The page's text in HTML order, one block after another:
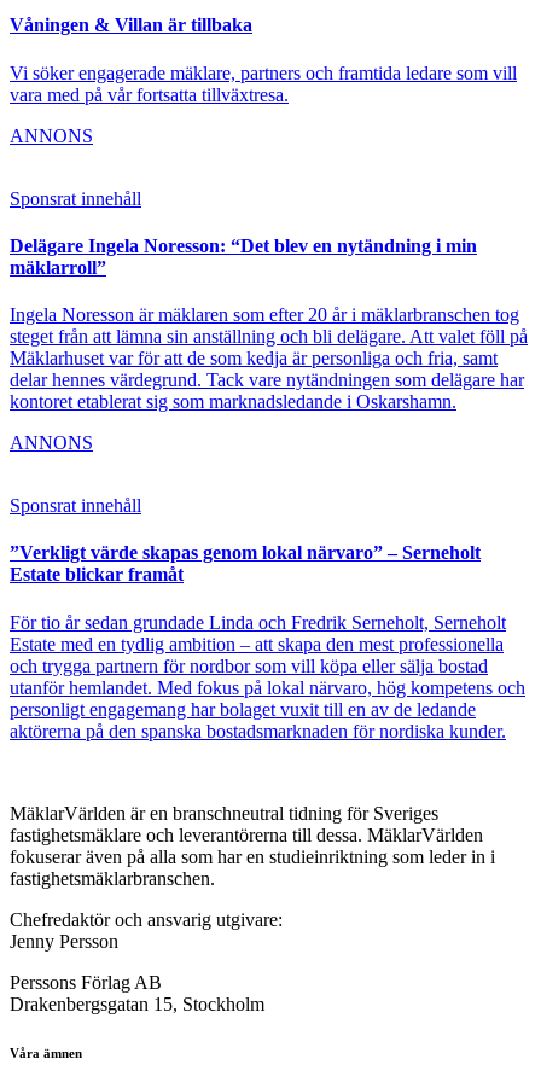
Våningen & Villan är tillbaka
Vi söker engagerade mäklare, partners och framtida ledare som vill
vara med på vår fortsatta tillväxtresa.
ANNONS
Sponsrat innehåll
Delägare Ingela Noresson: “Det blev en nytändning i min
mäklarroll”
Ingela Noresson är mäklaren som efter 20 år i mäklarbranschen tog
steget från att lämna sin anställning och bli delägare. Att valet föll på
Mäklarhuset var för att de som kedja är personliga och fria, samt
delar hennes värdegrund. Tack vare nytändningen som delägare har
kontoret etablerat sig som marknadsledande i Oskarshamn.
ANNONS
Sponsrat innehåll
”Verkligt värde skapas genom lokal närvaro” – Serneholt
Estate blickar framåt
För tio år sedan grundade Linda och Fredrik Serneholt, Serneholt
Estate med en tydlig ambition – att skapa den mest professionella
och trygga partnern för nordbor som vill köpa eller sälja bostad
utanför hemlandet. Med fokus på lokal närvaro, hög kompetens och
personligt engagemang har bolaget vuxit till en av de ledande
aktörerna på den spanska bostadsmarknaden för nordiska kunder.
MäklarVärlden är en branschneutral tidning för Sveriges
fastighetsmäklare och leverantörerna till dessa. MäklarVärlden
fokuserar även på alla som har en studieinriktning som leder in i
fastighetsmäklarbranschen.
Chefredaktör och ansvarig utgivare:
Jenny Persson
Perssons Förlag AB
Drakenbergsgatan 15, Stockholm
Våra ämnen